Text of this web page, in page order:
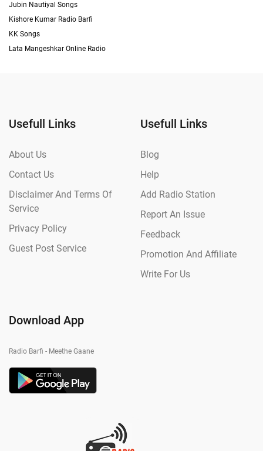
Jubin Nautiyal Songs
Kishore Kumar Radio Barfi
KK Songs
Lata Mangeshkar Online Radio
Usefull Links
About Us
Contact Us
Disclaimer And Terms Of
Service
Privacy Policy
Guest Post Service
Usefull Links
Blog
Help
Add Radio Station
Report An Issue
Feedback
Promotion And Affiliate
Write For Us
Download App
Radio Barfi - Meethe Gaane